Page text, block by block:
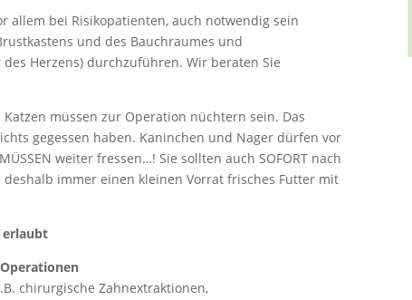
allem bei Risikopatienten, auch notwendig sein
und des Bauchraumes und
Herzens) durchzuführen. Wir beraten Sie
müssen zur Operation nüchtern sein. Das
gegessen haben. Kaninchen und Nager dürfen vor
weiter fressen…! Sie sollten auch SOFORT nach
immer einen kleinen Vorrat frisches Futter mit
erlaubt
chirurgische Zahnextraktionen,